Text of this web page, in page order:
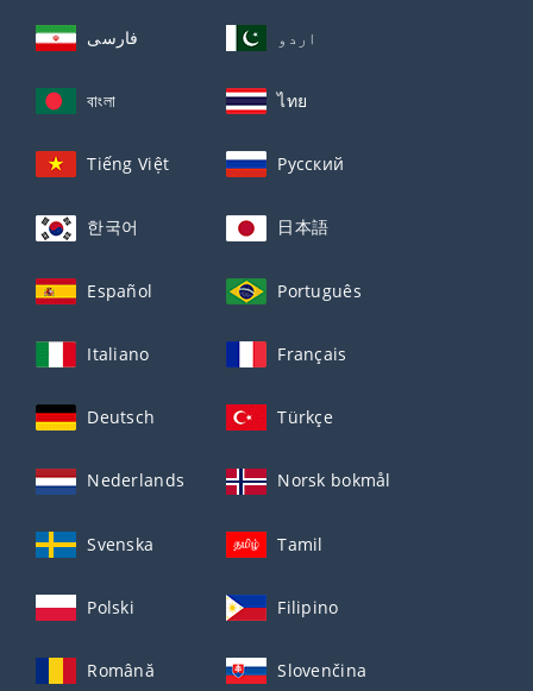
فارسی اردو
বাংলা ไทย
Tiếng Việt Русский
한국어 日本語
Español Português
Italiano Français
Deutsch Türkçe
Nederlands Norsk bokmål
Svenska Tamil
Polski Filipino
Română Slovenčina